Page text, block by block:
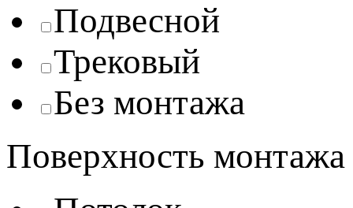
Подвесной
Трековый
Без монтажа
Поверхность монтажа